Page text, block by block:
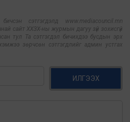
сэтгэгдэлд www.mediacouncil.mn
сайт ХХЗХ-ны журмын дагуу зүй зохисгүй
тул Та сэтгэгдэл бичихдээ бусдын эрх
хэмжээ зөрчсөн сэтгэгдлийг админ устгах
ИЛГЭЭХ